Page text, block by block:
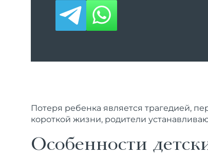
Потеря ребенка является трагедией,
короткой жизни, родители
Особенности